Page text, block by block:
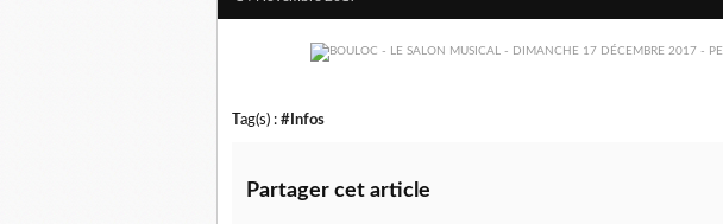
Tag(s) : #Infos
Partager cet article